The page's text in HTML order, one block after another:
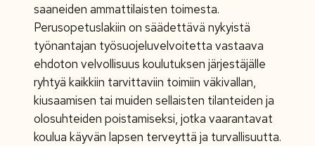
saaneiden ammattilaisten toimesta.
Perusopetuslakiin on säädettävä nykyistä
työnantajan työsuojeluvelvoitetta vastaava
ehdoton velvollisuus koulutuksen järjestäjälle
ryhtyä kaikkiin tarvittaviin toimiin väkivallan,
kiusaamisen tai muiden sellaisten tilanteiden ja
olosuhteiden poistamiseksi, jotka vaarantavat
koulua käyvän lapsen terveyttä ja turvallisuutta.